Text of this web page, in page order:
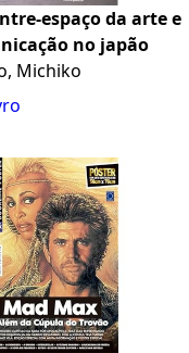
espaço da arte e
no japão
Michiko